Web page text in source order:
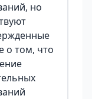
но
о том, что